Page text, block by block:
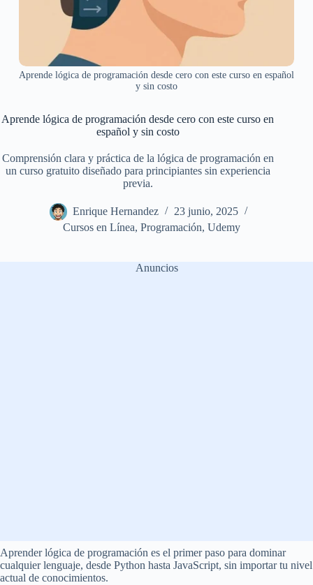
Aprende lógica de programación desde cero con este curso en español
y sin costo
Aprende lógica de programación desde cero con este curso en
español y sin costo
Comprensión clara y práctica de la lógica de programación en
un curso gratuito diseñado para principiantes sin experiencia
previa.
Enrique Hernandez
23 junio, 2025
Cursos en Línea,Programación,Udemy
Anuncios
Aprender lógica de programación es el primer paso para dominar
cualquier lenguaje, desde Python hasta JavaScript, sin importar tu nivel
actual de conocimientos.